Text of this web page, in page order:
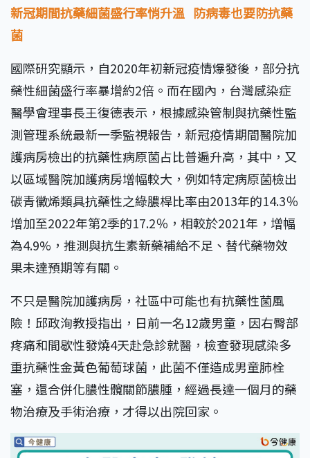
新冠期間抗藥細菌盛行率悄升溫 防病毒也要防抗藥
菌
國際研究顯示，自2020年初新冠疫情爆發後，部分抗
藥性細菌盛行率暴增約2倍。而在國內，台灣感染症
醫學會理事長王復德表示，根據感染管制與抗藥性監
測管理系統最新一季監視報告，新冠疫情期間醫院加
護病房檢出的抗藥性病原菌占比普遍升高，其中，又
以區域醫院加護病房增幅較大，例如特定病原菌檢出
碳青黴烯類具抗藥性之綠膿桿比率由2013年的14.3％
增加至2022年第2季的17.2％，相較於2021年，增幅
為4.9%，推測與抗生素新藥補給不足、替代藥物效
果未達預期等有關。
不只是醫院加護病房，社區中可能也有抗藥性菌風
險！邱政洵教授指出，日前一名12歲男童，因右臀部
疼痛和間歇性發燒4天赴急診就醫，檢查發現感染多
重抗藥性金黃色葡萄球菌，此菌不僅造成男童肺栓
塞，還合併化膿性髖關節膿腫，經過長達一個月的藥
物治療及手術治療，才得以出院回家。